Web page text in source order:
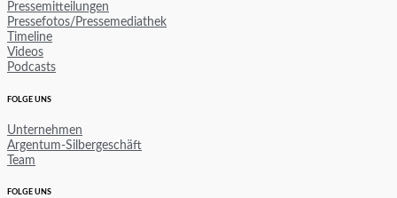
Pressemitteilungen
Pressefotos/Pressemediathek
Timeline
Videos
Podcasts
FOLGE UNS
Unternehmen
Argentum-Silbergeschäft
Team
FOLGE UNS